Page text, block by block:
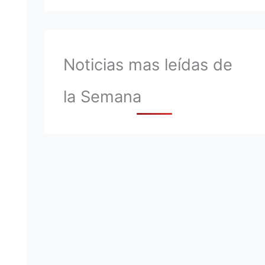
Noticias mas leídas de
la Semana